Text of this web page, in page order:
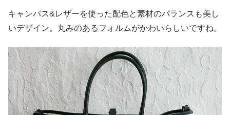
キャンバス&レザーを使った配色と素材のバランスも美し
いデザイン。丸みのあるフォルムがかわいらしいですね。